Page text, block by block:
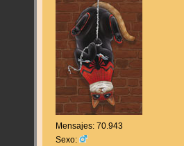
Mensajes: 70.943
Sexo: